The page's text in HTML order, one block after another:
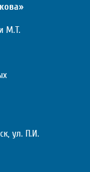
М.Т.
ул. П.И.